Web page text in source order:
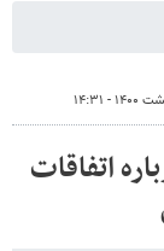
اتفاقات